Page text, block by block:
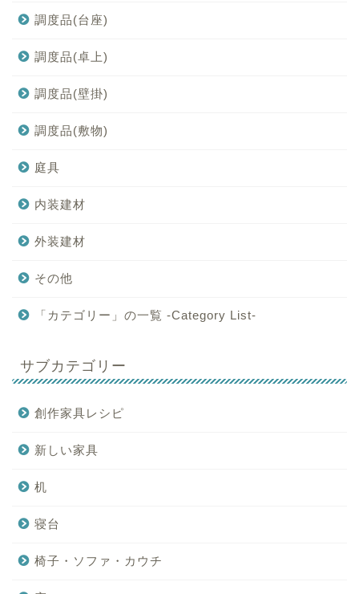
調度品(台座)
調度品(卓上)
調度品(壁掛)
調度品(敷物)
庭具
内装建材
外装建材
その他
「カテゴリー」の一覧 -Category List-
サブカテゴリー
創作家具レシピ
新しい家具
机
寝台
椅子・ソファ・カウチ